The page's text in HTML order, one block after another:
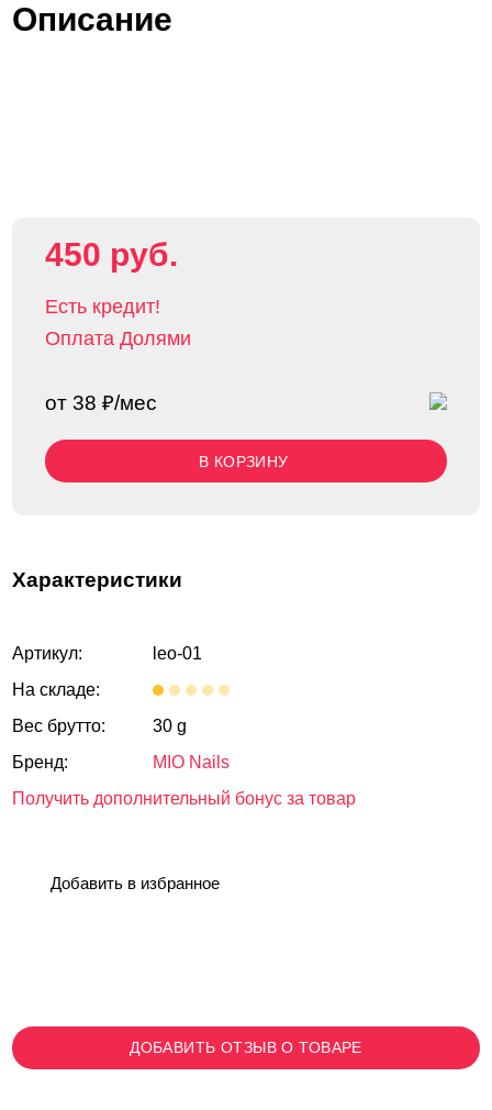
Описание
450 руб.
Есть кредит!
Оплата Долями
от 38 ₽/мес
В КОРЗИНУ
Характеристики
Артикул:
leo-01
На складе:
Вес брутто:
30 g
Бренд:
MIO Nails
Получить дополнительный бонус за товар
Добавить в избранное
ДОБАВИТЬ ОТЗЫВ О ТОВАРЕ